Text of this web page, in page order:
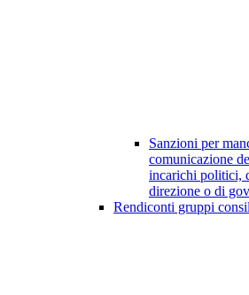
Sanzioni per
comunicazione
incarichi politici,
direzione o di
Rendiconti gruppi